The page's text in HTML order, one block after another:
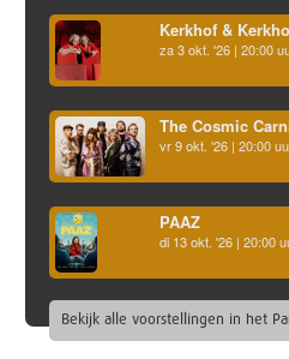
Kerkhof &
za 3 okt. '26 | 20:00
The Cosmic
vr 9 okt. '26 | 20:00
PAAZ
di 13 okt. '26 | 20:00
Bekijk alle voorstellingen in het